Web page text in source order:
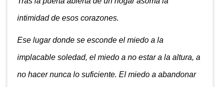
intimidad de esos corazones.
Ese lugar donde se esconde el miedo a la
implacable soledad, el miedo a no estar a la altura, a
no hacer nunca lo suficiente. El miedo a abandonar